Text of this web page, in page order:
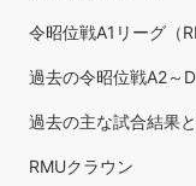
令昭位戦A1リーグ（
過去の令昭位戦A2～
過去の主な試合結果
RMUクラウン